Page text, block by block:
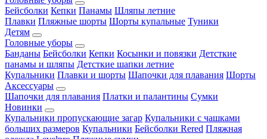
Бейсболки Кепки Панамы Шляпы летние
Плавки Пляжные шорты Шорты купальные Туники
Детям
Головные уборы
Банданы Бейсболки Кепки Косынки и повязки Детсткие
панамы и шляпы Детсткие шапки летние
Купальники Плавки и шорты Шапочки для плавания Шорты
Аксессуары
Шапочки для плавания Платки и палантины Сумки
Новинки
Купальники пропускающие загар Купальники с чашками
больших размеров Купальники Бейсболки Rered Пляжная